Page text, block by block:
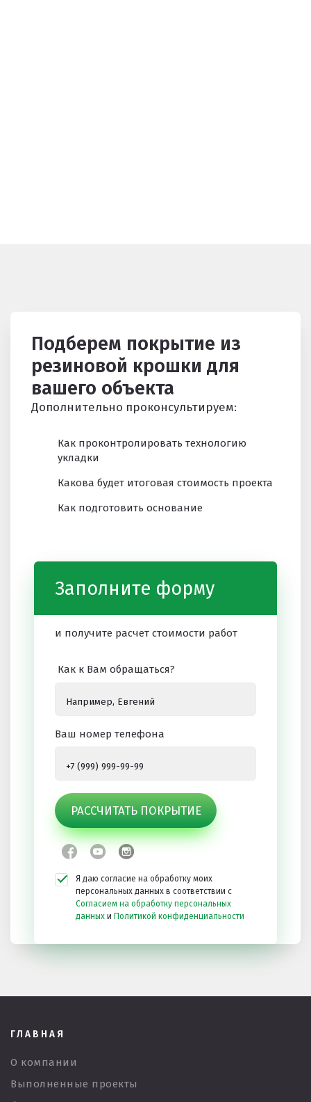
Подберем покрытие из
резиновой крошки для
вашего объекта
Дополнительно проконсультируем:
Как проконтролировать технологию
укладки
Какова будет итоговая стоимость проекта
Как подготовить основание
Заполните форму
и получите расчет стоимости работ
Как к Вам обращаться?
Ваш номер телефона
РАССЧИТАТЬ ПОКРЫТИЕ
Я даю согласие на обработку моих
персональных данных в соответствии с
Согласием на обработку персональных
данных и Политикой конфиденциальности
ГЛАВНАЯ
О компании
Выполненные проекты